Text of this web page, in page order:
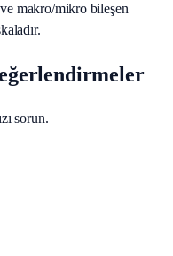
makro/mikro bileşen
sorun.